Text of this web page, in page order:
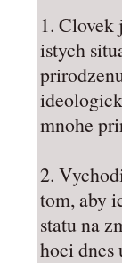
1. Clovek
istych
mnohe
2.
tom, aby
statu na
hoci dnes